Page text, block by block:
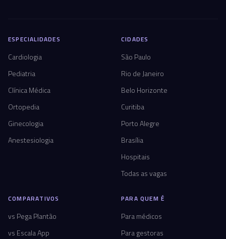
ESPECIALIDADES
Cardiologia
Pediatria
Clínica Médica
Ortopedia
Ginecologia
Anestesiologia
CIDADES
São Paulo
Rio de Janeiro
Belo Horizonte
Curitiba
Porto Alegre
Brasília
Hospitais
Todas as vagas
COMPARATIVOS
vs Pega Plantão
vs Escala App
PARA QUEM É
Para médicos
Para gestoras